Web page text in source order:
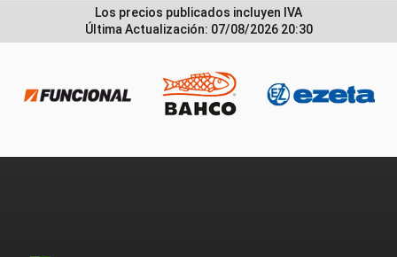
Los precios publicados incluyen IVA
Última Actualización: 07/08/2026 20:30